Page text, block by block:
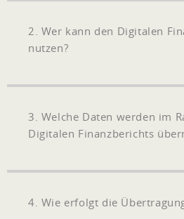
2. Wer kann den Digitalen
nutzen?
3. Welche Daten werden im
Digitalen Finanzberichts
4. Wie erfolgt die